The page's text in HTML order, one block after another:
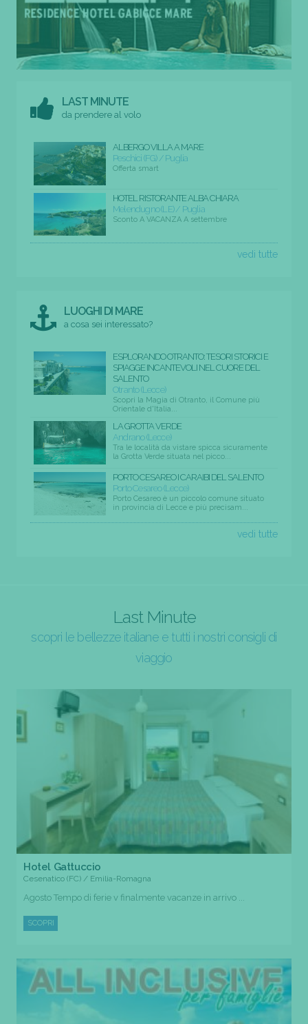
LAST MINUTE
da prendere al volo
ALBERGO VILLA A MARE
Peschici (FG) / Puglia
Offerta smart
HOTEL RISTORANTE ALBA CHIARA
Melendugno (LE) / Puglia
Sconto A VACANZA A settembre
vedi tutte
LUOGHI DI MARE
a cosa sei interessato?
ESPLORANDO OTRANTO: TESORI STORICI E
SPIAGGE INCANTEVOLI NEL CUORE DEL
SALENTO
Otranto (Lecce)
Scopri la Magia di Otranto, il Comune più
Orientale d'Italia...
LA GROTTA VERDE
Andrano (Lecce)
Tra le località da vistare spicca sicuramente
la Grotta Verde situata nel picco...
PORTO CESAREO I CARAIBI DEL SALENTO
Porto Cesareo (Lecce)
Porto Cesareo è un piccolo comune situato
in provincia di Lecce e più precisam...
vedi tutte
Last Minute
scopri le bellezze italiane e tutti i nostri consigli di
viaggio
Hotel Gattuccio
Cesenatico (FC) / Emilia-Romagna
Agosto Tempo di ferie v finalmente vacanze in arrivo ...
SCOPRI